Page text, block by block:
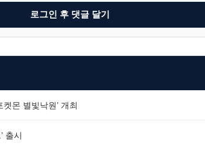
로그인 후 댓글 달기
몬 별빛낙원’ 개최
출시